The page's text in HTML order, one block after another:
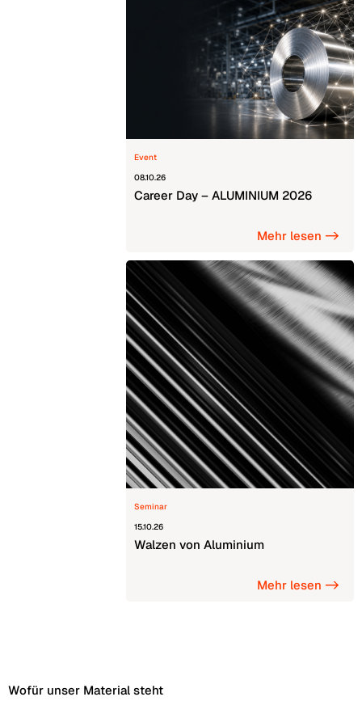
Event
08.10.26
Career Day – ALUMINIUM 2026
Mehr lesen ->
Seminar
15.10.26
Walzen von Aluminium
Mehr lesen ->
Wofür unser Material steht